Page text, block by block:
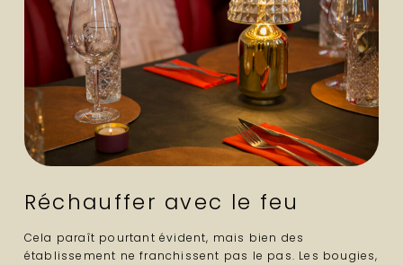
Réchauffer avec le feu
Cela paraît pourtant évident, mais bien des
établissement ne franchissent pas le pas. Les bougies,